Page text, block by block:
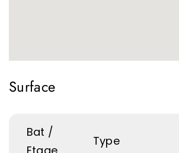
Surface
Bat /
Type